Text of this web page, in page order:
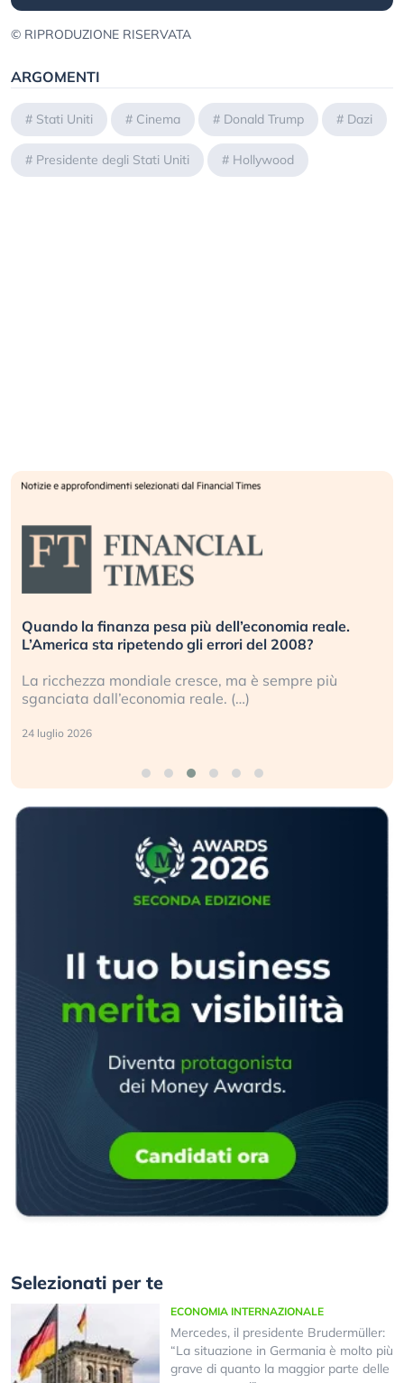
© RIPRODUZIONE RISERVATA
ARGOMENTI
# Stati Uniti # Cinema # Donald Trump # Dazi
# Presidente degli Stati Uniti # Hollywood
Quando la finanza pesa più dell’economia reale.
L’America sta ripetendo gli errori del 2008?
La ricchezza mondiale cresce, ma è sempre più
sganciata dall’economia reale. (…)
24 luglio 2026
Selezionati per te
ECONOMIA INTERNAZIONALE
Mercedes, il presidente Brudermüller:
“La situazione in Germania è molto più
grave di quanto la maggior parte delle